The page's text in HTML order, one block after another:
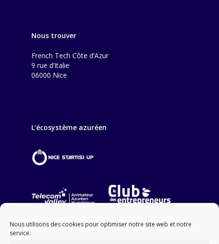
Nous utilisons des cookies pour optimiser notre site web et notre
service.
Nous trouver
French Tech Côte d’Azur
9 rue d’Italie
06000 Nice
L’écosystème azuréen